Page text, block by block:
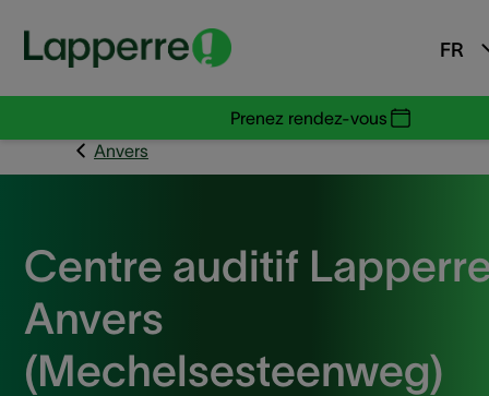
FR
Prenez rendez-vous
Anvers
Centre auditif
Anvers
(Mechelsesteenweg)